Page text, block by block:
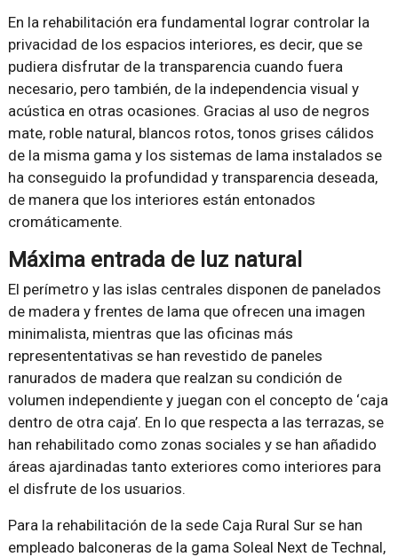
En la rehabilitación era fundamental lograr controlar la
privacidad de los espacios interiores, es decir, que se
pudiera disfrutar de la transparencia cuando fuera
necesario, pero también, de la independencia visual y
acústica en otras ocasiones. Gracias al uso de negros
mate, roble natural, blancos rotos, tonos grises cálidos
de la misma gama y los sistemas de lama instalados se
ha conseguido la profundidad y transparencia deseada,
de manera que los interiores están entonados
cromáticamente.
Máxima entrada de luz natural
El perímetro y las islas centrales disponen de panelados
de madera y frentes de lama que ofrecen una imagen
minimalista, mientras que las oficinas más
represententativas se han revestido de paneles
ranurados de madera que realzan su condición de
volumen independiente y juegan con el concepto de ‘caja
dentro de otra caja’. En lo que respecta a las terrazas, se
han rehabilitado como zonas sociales y se han añadido
áreas ajardinadas tanto exteriores como interiores para
el disfrute de los usuarios.
Para la rehabilitación de la sede Caja Rural Sur se han
empleado balconeras de la gama Soleal Next de Technal,